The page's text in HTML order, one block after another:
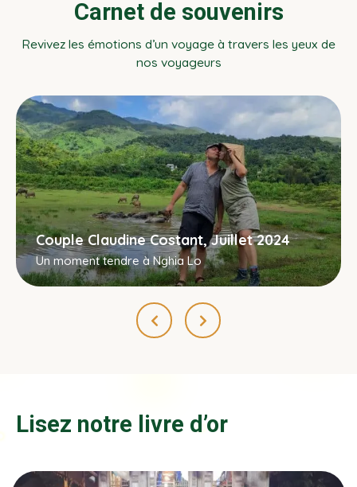
Carnet de souvenirs
Revivez les émotions d’un voyage à travers les yeux de
nos voyageurs
Couple Claudine Costant, Juillet 2024
Un moment tendre à Nghia Lo
Lisez notre livre d’or